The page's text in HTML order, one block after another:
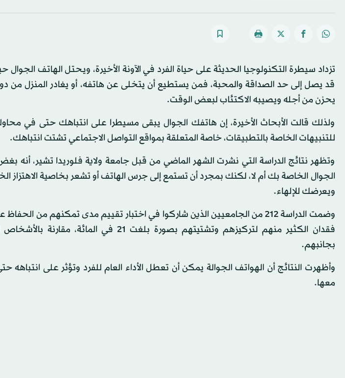
تزداد سيطرة التكنولوجيا الحديثة على حياة الفرد في الآونة الأخيرة، ويحتل الهاتف الجوال
قد يصل إلى حد الصداقة والمحبة، فمن يستطيع أن يتخلى عن هاتفه، أو يغادر المنزل من
يحزن من أجله ويصيبه الاكتئاب لبعض الوقت.
ولذلك قالت الأبحاث الأخيرة، إن هاتفك الجوال يبقى مسيطرا على انتباهك حتى في
للتنبيهات الخاصة بالتطبيقات، خاصة المتعلقة بمواقع التواصل الاجتماعي تشتت انتباهك.
وتظهر نتائج الدراسة التي نشرت الشهر الماضي من قبل جامعة ولاية فلوريدا تشير، أنه
الجوال الخاصة بك أم لا، لكنك بمجرد أن تستمع إلى جرس الهاتف أو تشعر بخاصية الاهتزاز
ويعرضك للإلهاء.
وضمت الدراسة 212 من الجامعيين الذين شاركوا في اختبار تقييم مدى تمكنهم من
فقدان الكثير منهم لتركيزهم وتشتيتهم بصورة بلغت 21
بجانبهم.
وأظهرت النتائج أن الهواتف الجوالة يمكن أن تعطل الأداء العام للفرد وتؤثر على انتباهه
معها.